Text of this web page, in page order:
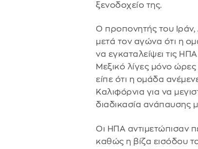
ξενοδοχείο της.
Ο προπονητής του Ιράν,
μετά τον αγώνα ότι η
να εγκαταλείψει τις
Μεξικό λίγες μόνο
είπε ότι η ομάδα
Καλιφόρνια για να
διαδικασία ανάπαυσης
Οι ΗΠΑ αντιμετώπισαν
καθώς η βίζα εισόδου